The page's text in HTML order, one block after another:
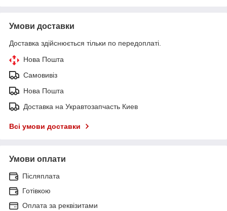
Умови доставки
Доставка здійснюється тільки по передоплаті.
Нова Пошта
Самовивіз
Нова Пошта
Доставка на Укравтозапчасть Киев
Всі умови доставки
Умови оплати
Післяплата
Готівкою
Оплата за реквізитами